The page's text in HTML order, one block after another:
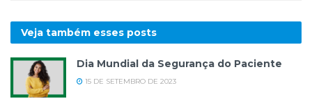
Veja também esses posts
Dia Mundial da Segurança do Paciente
15 DE SETEMBRO DE 2023